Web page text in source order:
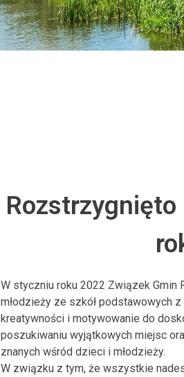
W styczniu roku 2022 Związek Gmin
młodzieży ze szkół podstawowych
kreatywności i motywowanie do
poszukiwaniu wyjątkowych miejsc
znanych wśród dzieci i młodzieży.
W związku z tym, że wszystkie